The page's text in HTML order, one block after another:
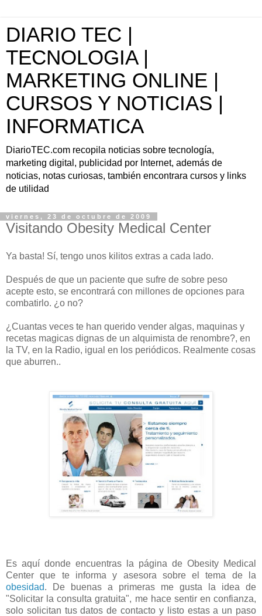
DIARIO TEC |
TECNOLOGIA |
MARKETING ONLINE |
CURSOS Y NOTICIAS |
INFORMATICA
DiarioTEC.com recopila noticias sobre tecnología,
marketing digital, publicidad por Internet, además de
noticias, notas curiosas, también encontrara cursos y links
de utilidad
viernes, 23 de octubre de 2009
Visitando Obesity Medical Center
Ya basta! Sí, tengo unos kilitos extras a cada lado.
Después de que un paciente que sufre de sobre peso
acepte esto, se encontrará con millones de opciones para
combatirlo. ¿o no?
¿Cuantas veces te han querido vender algas, maquinas y
recetas magicas dignas de un alquimista de renombre?, en
la TV, en la Radio, igual en los periódicos. Realmente cosas
que aburren..
Es aquí donde encuentras la página de Obesity Medical
Center que te informa y asesora sobre el tema de la
obesidad. De buenas a primeras me gusta la idea de
"Solicitar la consulta gratuita", me hace sentir en confianza,
solo solicitan tus datos de contacto y listo estas a un paso